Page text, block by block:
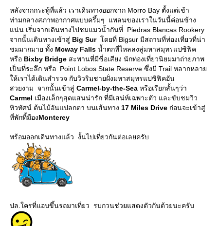
หลังจากกระทู้ที่แล้ว เราเดินทางออกจาก Morro Bay ตั้งแต่เช้า
ท่ามกลางสภาพอากาศแบบครึ้มๆ แพลนของเราในวันนี้ค่อนข้าง
น่น เริ่มจากเดินทางไปชมแมวน้ำกันที่ Piedras Blancas Rookery
จากนั้นเดินทางเข้าสู่ Big Surดยที่ Bigsur มีสถานที่ท่องเที่ยวที่น่า
ชมมากมาย ทั้ง Mcway Falls น้ำตกที่ไหลลงสู่มหาสมุทรแปซิฟิค
หรือ Bixby Bridge สะพานที่มีชื่อเสียง นักท่องเที่ยวนิยมมาถ่ายภาพ
เป็นที่ระลึก หรือ Point Lobos State Reserve ซึ่งมี Trail หลากหลา
ห้เราได้เดินสำรวจ กับวิวริมชายฝั่งมหาสมุทรแปซิฟิคอัน
สวยงาม จากนั้นเข้าสู่ Carmel-by-the-Sea หรือเรียกสั้นๆว่า
Carmel เมืองเล็กๆสุดแสนน่ารัก ที่มีเสน่ห์เฉพาะตัว และขับชมวิว
ทิวทัศน์ ต้นไม้อันแปลกตา บนเส้นทาง 17 Miles Drive ก่อนจะเข้าสู่
ที่พักที้มืองMonterey
พร้อมออกเดินทางแล้ว งั้นไปเที่ยวกันต่อเลยครับ
ปล.ใครที่แอบขึ้นรถมาเที่ยว รบกวนช่วยแสดงตัวกันด้วยนะครับ